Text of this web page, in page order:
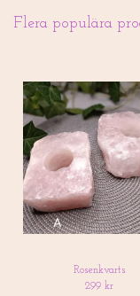
Flera populära
Rosenkvarts
299 kr